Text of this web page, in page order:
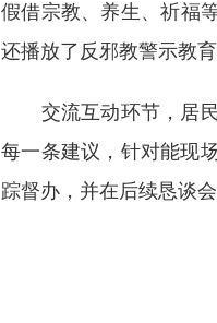
假借宗教、养生、祈福
还播放了反邪教警示教
交流互动环节，居民
每一条建议，针对能现
踪督办，并在后续恳谈